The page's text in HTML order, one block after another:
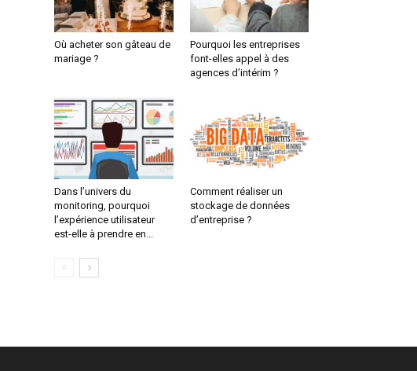
Où acheter son gâteau de
mariage ?
Pourquoi les entreprises
font-elles appel à des
agences d’intérim ?
Dans l’univers du
monitoring, pourquoi
l’expérience utilisateur
est-elle à prendre en...
Comment réaliser un
stockage de données
d’entreprise ?